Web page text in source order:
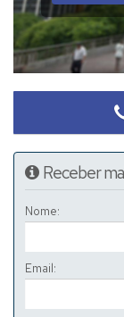
Receber
Nome:
Email: